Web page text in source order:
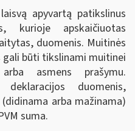
apyvartą patikslinus
kurioje apskaičiuotas
duomenis. Muitinės
gali būti tikslinami muitinei
asmens prašymu.
duomenis,
arba mažinama)
suma.